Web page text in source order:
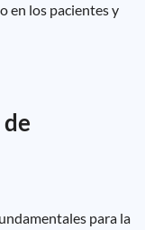
en los pacientes y
para la